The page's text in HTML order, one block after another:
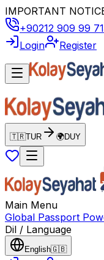
IMPORTANT
+90212 909 99 71
Login
Register
🇹🇷TUR 🌍DUY
Main Menu
Global Passport
Dil / Language
English🇬🇧